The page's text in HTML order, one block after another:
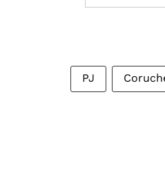
PJ